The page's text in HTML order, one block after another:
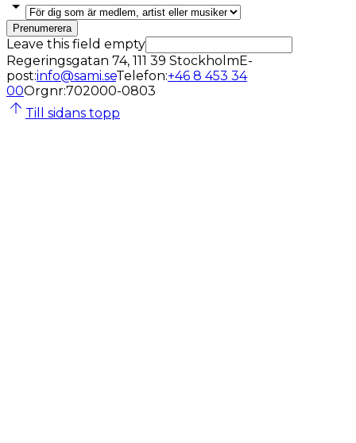
Prenumerera
Leave this field empty
Regeringsgatan 74, 111 39 StockholmE-
post:info@sami.seTelefon:+46 8 453 34
00Orgnr:702000-0803
Till sidans topp